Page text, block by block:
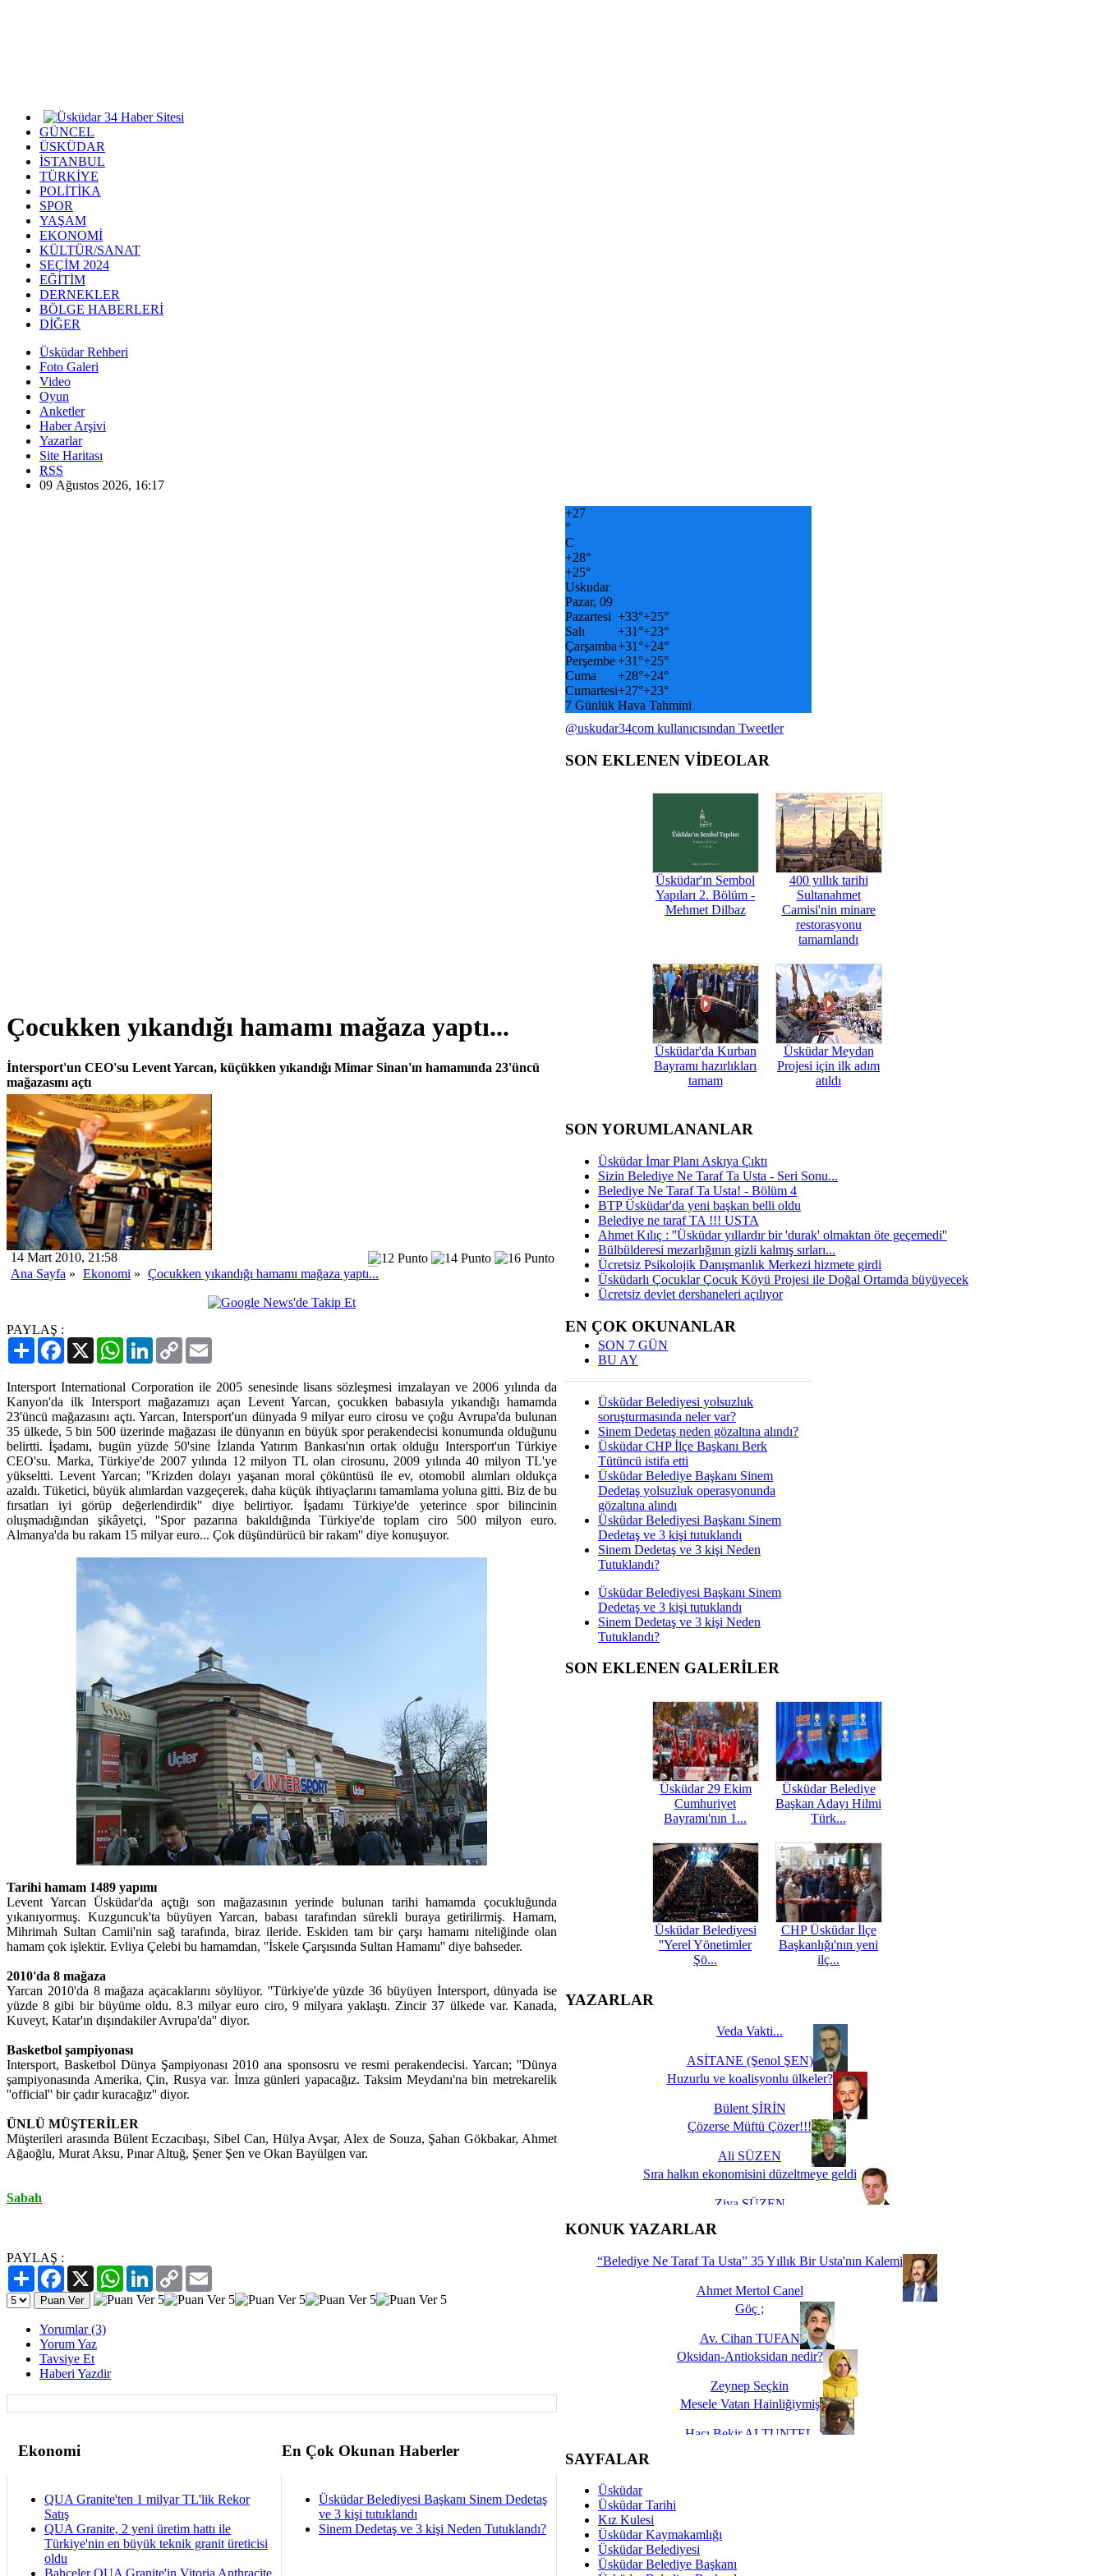
GÜNCEL
ÜSKÜDAR
İSTANBUL
TÜRKİYE
POLİTİKA
SPOR
YAŞAM
EKONOMİ
KÜLTÜR/SANAT
SEÇİM 2024
EĞİTİM
DERNEKLER
BÖLGE HABERLERİ
DİĞER
Üsküdar Rehberi
Foto Galeri
Video
Oyun
Anketler
Haber Arşivi
Yazarlar
Site Haritası
RSS
09 Ağustos 2026, 16:17
Çocukken yıkandığı hamamı mağaza yaptı...
İntersport'un CEO'su Levent Yarcan, küçükken yıkandığı Mimar Sinan'ın hamamında 23'üncü
mağazasını açtı
14 Mart 2010, 21:58
Ana Sayfa » Ekonomi » Çocukken yıkandığı hamamı mağaza yaptı...
PAYLAŞ :
PaylaşFacebook
X WhatsAppLinkedIn
Copy
Link
Intersport International Corporation ile 2005 senesinde lisans sözleşmesi imzalayan ve 2006 yılında da
Kanyon'da ilk Intersport mağazamızı açan Levent Yarcan, çocukken babasıyla yıkandığı hamamda
23'üncü mağazasını açtı. Yarcan, Intersport'un dünyada 9 milyar euro cirosu ve çoğu Avrupa'da bulunan
35 ülkede, 5 bin 500 üzerinde mağazası ile dünyanın en büyük spor perakendecisi konumunda olduğunu
belirtti. İşadamı, bugün yüzde 50'sine İzlanda Yatırım Bankası'nın ortak olduğu Intersport'un Türkiye
CEO'su. Marka, Türkiye'de 2007 yılında 12 milyon TL olan cirosunu, 2009 yılında 40 milyon TL'ye
yükseltti. Levent Yarcan; ''Krizden dolayı yaşanan moral çöküntüsü ile ev, otomobil alımları oldukça
azaldı. Tüketici, büyük alımlardan vazgeçerek, daha küçük ihtiyaçlarını tamamlama yoluna gitti. Biz de bu
fırsatları iyi görüp değerlendirdik'' diye belirtiyor. İşadamı Türkiye'de yeterince spor bilincinin
oluşmadığından şikâyetçi, ''Spor pazarına bakıldığında Türkiye'de toplam ciro 500 milyon euro.
Almanya'da bu rakam 15 milyar euro... Çok düşündürücü bir rakam'' diye konuşuyor.
Tarihi hamam 1489 yapımı
Levent Yarcan Üsküdar'da açtığı son mağazasının yerinde bulunan tarihi hamamda çocukluğunda
yıkanıyormuş. Kuzguncuk'ta büyüyen Yarcan, babası tarafından sürekli buraya getirilirmiş. Hamam,
Mihrimah Sultan Camii'nin sağ tarafında, biraz ileride. Eskiden tam bir çarşı hamamı niteliğinde olan
hamam çok işlektir. Evliya Çelebi bu hamamdan, ''İskele Çarşısında Sultan Hamamı'' diye bahseder.
2010'da 8 mağaza
Yarcan 2010'da 8 mağaza açacaklarını söylüyor. ''Türkiye'de yüzde 36 büyüyen İntersport, dünyada ise
yüzde 8 gibi bir büyüme oldu. 8.3 milyar euro ciro, 9 milyara yaklaştı. Zincir 37 ülkede var. Kanada,
Kuveyt, Katar'ın dışındakiler Avrupa'da'' diyor.
Basketbol şampiyonası
Intersport, Basketbol Dünya Şampiyonası 2010 ana sponsosru ve resmi perakendecisi. Yarcan; ''Dünya
şampiyonasında Amerika, Çin, Rusya var. İmza günleri yapacağız. Taksim Meydanı'na bin metrekarelik
''official'' bir çadır kuracağız'' diyor.
ÜNLÜ MÜŞTERİLER
Müşterileri arasında Bülent Eczacıbaşı, Sibel Can, Hülya Avşar, Alex de Souza, Şahan Gökbakar, Ahmet
Ağaoğlu, Murat Aksu, Pınar Altuğ, Şener Şen ve Okan Bayülgen var.
Sabah
PAYLAŞ :
PaylaşFacebook
X WhatsAppLinkedIn
Copy
Link
Yorumlar (3)
Yorum Yaz
Tavsiye Et
Haberi Yazdir
Ekonomi En Çok Okunan Haberler
QUA Granite'ten 1 milyar TL'lik Rekor
Satış
QUA Granite, 2 yeni üretim hattı ile
Türkiye'nin en büyük teknik granit üreticisi
oldu
Bahçeler QUA Granite'in Vitoria Anthracite
Üsküdar Belediyesi Başkanı Sinem Dedetaş
ve 3 kişi tutuklandı
Sinem Dedetaş ve 3 kişi Neden Tutuklandı?
+27
°
C
+28°
+25°
Uskudar
Pazar, 09
Pazartesi +33°+25°
Salı
+31°+23°
Çarşamba+31°+24°
Perşembe+31°+25°
Cuma
+28°+24°
Cumartesi+27°+23°
7 Günlük Hava Tahmini
@uskudar34com kullanıcısından Tweetler
SON EKLENEN VİDEOLAR
Üsküdar'ın Sembol
Yapıları 2. Bölüm -
Mehmet Dilbaz
400 yıllık tarihi
Sultanahmet
Camisi'nin minare
restorasyonu
tamamlandı
Üsküdar'da Kurban
Bayramı hazırlıkları
tamam
Üsküdar Meydan
Projesi için ilk adım
atıldı
SON YORUMLANANLAR
Üsküdar İmar Planı Askıya Çıktı
Sizin Belediye Ne Taraf Ta Usta - Seri Sonu...
Belediye Ne Taraf Ta Usta! - Bölüm 4
BTP Üsküdar'da yeni başkan belli oldu
Belediye ne taraf TA !!! USTA
Ahmet Kılıç : ''Üsküdar yıllardır bir 'durak' olmaktan öte geçemedi''
Bülbülderesi mezarlığının gizli kalmış sırları...
Ücretsiz Psikolojik Danışmanlık Merkezi hizmete girdi
Üsküdarlı Çocuklar Çocuk Köyü Projesi ile Doğal Ortamda büyüyecek
Ücretsiz devlet dershaneleri açılıyor
EN ÇOK OKUNANLAR
SON 7 GÜN
BU AY
Üsküdar Belediyesi yolsuzluk
soruşturmasında neler var?
Sinem Dedetaş neden gözaltına alındı?
Üsküdar CHP İlçe Başkanı Berk
Tütüncü istifa etti
Üsküdar Belediye Başkanı Sinem
Dedetaş yolsuzluk operasyonunda
gözaltına alındı
Üsküdar Belediyesi Başkanı Sinem
Dedetaş ve 3 kişi tutuklandı
Sinem Dedetaş ve 3 kişi Neden
Tutuklandı?
Üsküdar Belediyesi Başkanı Sinem
Dedetaş ve 3 kişi tutuklandı
Sinem Dedetaş ve 3 kişi Neden
Tutuklandı?
SON EKLENEN GALERİLER
Üsküdar 29 Ekim
Cumhuriyet
Bayramı'nın 1...
Üsküdar Belediye
Başkan Adayı Hilmi
Türk...
Üsküdar Belediyesi
''Yerel Yönetimler
Şö...
CHP Üsküdar İlçe
Başkanlığı'nın yeni
ilç...
YAZARLAR
Veda Vakti...
ASİTANE (Şenol ŞEN)
Huzurlu ve koalisyonlu ülkeler?
Bülent ŞİRİN
Çözerse Müftü Çözer!!!
Ali SÜZEN
Sıra halkın ekonomisini düzeltmeye geldi
Ziya SÜZEN
İşte Biz buyuz...
KONUK YAZARLAR
“Belediye Ne Taraf Ta Usta” 35 Yıllık Bir Usta'nın Kalemi
Ahmet Mertol Canel
Göç ;
Av. Cihan TUFAN
Oksidan-Antioksidan nedir?
Zeynep Seçkin
Mesele Vatan Hainliğiymiş
Hacı Bekir ALTUNTEL
Dünya Fani, Ama Kısa Bir Süre De Olsa Burdayız
Savaş ŞENEL
Hukukun Adaleti Kalmadı Üstadım!
SAYFALAR
Üsküdar
Üsküdar Tarihi
Kız Kulesi
Üsküdar Kaymakamlığı
Üsküdar Belediyesi
Üsküdar Belediye Başkanı